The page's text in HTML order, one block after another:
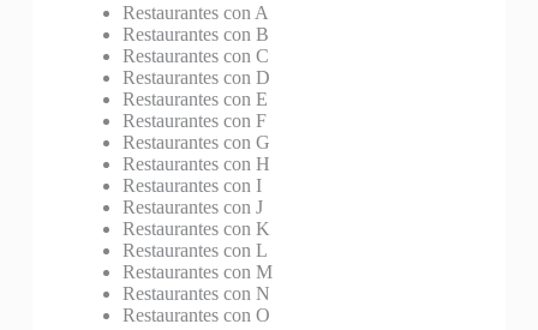
Restaurantes con A
Restaurantes con B
Restaurantes con C
Restaurantes con D
Restaurantes con E
Restaurantes con F
Restaurantes con G
Restaurantes con H
Restaurantes con I
Restaurantes con J
Restaurantes con K
Restaurantes con L
Restaurantes con M
Restaurantes con N
Restaurantes con O